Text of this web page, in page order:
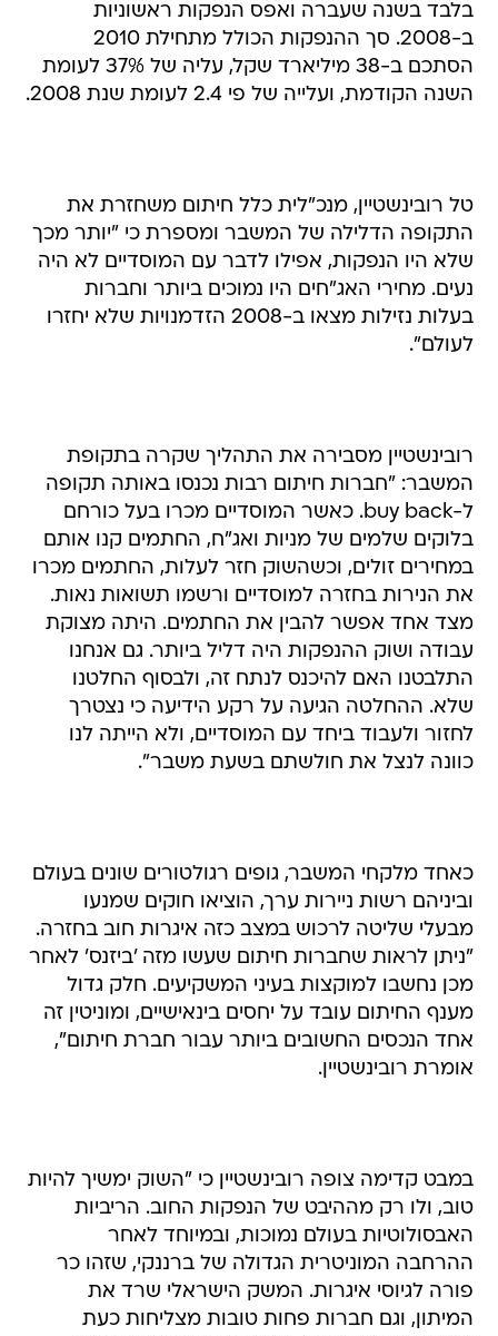
בלבד בשנה שעברה ואפס הנפקות ראשוניות
ב-2008. סך ההנפקות הכולל מתחילת 2010
הסתכם ב-38 מיליארד שקל, עליה של 37% לעומת
השנה הקודמת, ועלייה של פי 2.4 לעומת שנת 2008.
טל רובינשטיין, מנכ"לית כלל חיתום משחזרת את
התקופה הדלילה של המשבר ומספרת כי "יותר מכך
שלא היו הנפקות, אפילו לדבר עם המוסדיים לא היה
נעים. מחירי האג"חים היו נמוכים ביותר וחברות
בעלות נזילות מצאו ב-2008 הזדמנויות שלא יחזרו
לעולם".
רובינשטיין מסבירה את התהליך שקרה בתקופת
המשבר: "חברות חיתום רבות נכנסו באותה תקופה
ל-buy back. כאשר המוסדיים מכרו בעל כורחם
בלוקים שלמים של מניות ואג"ח, החתמים קנו אותם
במחירים זולים, וכשהשוק חזר לעלות, החתמים מכרו
את הנירות בחזרה למוסדיים ורשמו תשואות נאות.
מצד אחד אפשר להבין את החתמים. היתה מצוקת
עבודה ושוק ההנפקות היה דליל ביותר. גם אנחנו
התלבטנו האם להיכנס לנתח זה, ולבסוף החלטנו
שלא. ההחלטה הגיעה על רקע הידיעה כי נצטרך
לחזור ולעבוד ביחד עם המוסדיים, ולא הייתה לנו
כוונה לנצל את חולשתם בשעת משבר".
כאחד מלקחי המשבר, גופים רגולטורים שונים בעולם
וביניהם רשות ניירות ערך, הוציאו חוקים שמנעו
מבעלי שליטה לרכוש במצב כזה איגרות חוב בחזרה.
"ניתן לראות שחברות חיתום שעשו מזה 'ביזנס' לאחר
מכן נחשבו למוקצות בעיני המשקיעים. חלק גדול
מענף החיתום עובד על יחסים בינאישיים, ומוניטין זה
אחד הנכסים החשובים ביותר עבור חברת חיתום",
אומרת רובינשטיין.
במבט קדימה צופה רובינשטיין כי "השוק ימשיך להיות
טוב, ולו רק מההיבט של הנפקות החוב. הריביות
האבסולוטיות בעולם נמוכות, ובמיוחד לאחר
ההרחבה המוניטרית הגדולה של ברננקי, שזהו כר
פורה לגיוסי איגרות. המשק הישראלי שרד את
המיתון, וגם חברות פחות טובות מצליחות כעת